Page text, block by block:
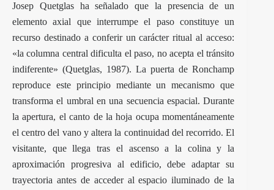
Josep Quetglas ha señalado que la presencia de un
elemento axial que interrumpe el paso constituye un
recurso destinado a conferir un carácter ritual al acceso:
«la columna central dificulta el paso, no acepta el tránsito
indiferente» (Quetglas, 1987). La puerta de Ronchamp
reproduce este principio mediante un mecanismo que
transforma el umbral en una secuencia espacial. Durante
la apertura, el canto de la hoja ocupa momentáneamente
el centro del vano y altera la continuidad del recorrido. El
visitante, que llega tras el ascenso a la colina y la
aproximación progresiva al edificio, debe adaptar su
trayectoria antes de acceder al espacio iluminado de la